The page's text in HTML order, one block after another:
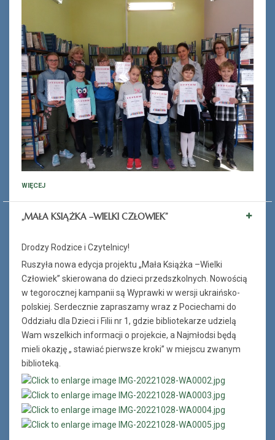
WIĘCEJ
„MAŁA KSIĄŻKA –WIELKI CZŁOWIEK”
Drodzy Rodzice i Czytelnicy!
Ruszyła nowa edycja projektu „Mała Książka –Wielki
Człowiek” skierowana do dzieci przedszkolnych. Nowością
w tegorocznej kampanii są Wyprawki w wersji ukraińsko-
polskiej. Serdecznie zapraszamy wraz z Pociechami do
Oddziału dla Dzieci i Filii nr 1, gdzie bibliotekarze udzielą
Wam wszelkich informacji o projekcie, a Najmłodsi będą
mieli okazję „ stawiać pierwsze kroki” w miejscu zwanym
biblioteką.